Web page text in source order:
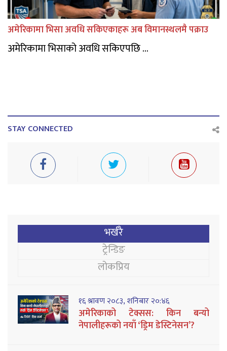
अमेरिकामा भिसा अवधि सकिएकाहरू अब विमानस्थलमै पक्राउ
अमेरिकामा भिसाको अवधि सकिएपछि ...
STAY CONNECTED
भर्खरै
ट्रेन्डिङ
लोकप्रिय
१६ श्रावण २०८३, शनिबार २०:४६
अमेरिकाको टेक्सस: किन बन्यो
नेपालीहरूको नयाँ ‘ड्रिम डेस्टिनेसन’?